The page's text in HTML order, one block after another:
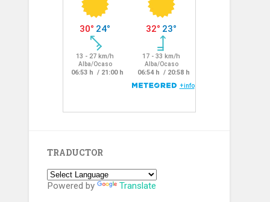
TRADUCTOR
Powered by Translate